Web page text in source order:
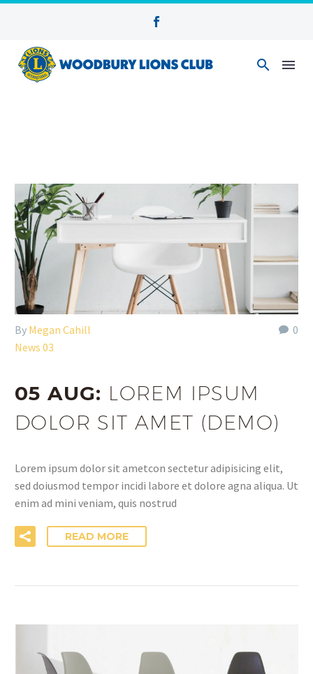
0
By Megan Cahill
News 03
05 AUG: LOREM IPSUM
DOLOR SIT AMET (DEMO)
Lorem ipsum dolor sit ametcon sectetur adipisicing elit,
sed doiusmod tempor incidi labore et dolore agna aliqua. Ut
enim ad mini veniam, quis nostrud
READ MORE